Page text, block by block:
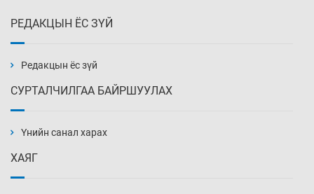
Уржигдар 14 цаг 00 мин
нэмэгджээ
РЕДАКЦЫН ЁС ЗҮЙ
Редакцын ёс зүй
СУРТАЛЧИЛГАА БАЙРШУУЛАХ
Үнийн санал харах
ХАЯГ